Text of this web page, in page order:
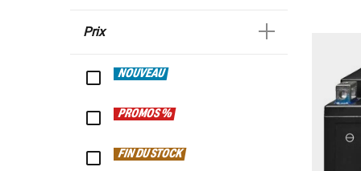
Prix
NOUVEAU
PROMOS %
FIN DU STOCK